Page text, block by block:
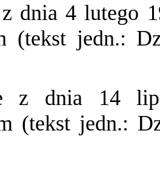
dnia 4 lutego
(tekst jedn.:
z dnia 14
(tekst jedn.: